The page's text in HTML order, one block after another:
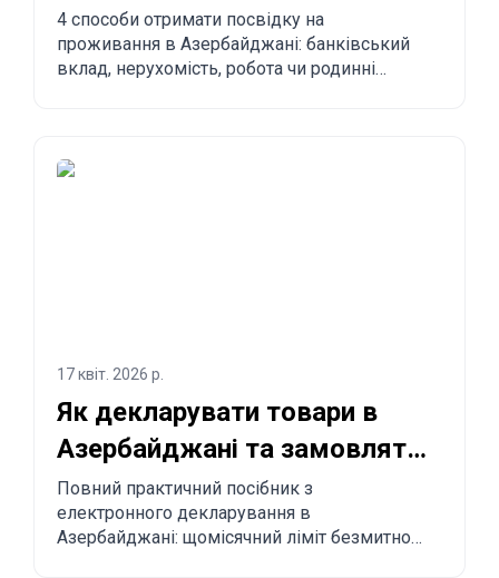
Азербайджані? 4 способи
легалізуватися
4 способи отримати посвідку на
проживання в Азербайджані: банківський
вклад, нерухомість, робота чи родинні
17 квіт. 2026 р.
Як декларувати товари в
Азербайджані та замовляти
з Китаю в Азербайджан?
Повний практичний посібник з
електронного декларування в
Азербайджані: щомісячний ліміт безмитного